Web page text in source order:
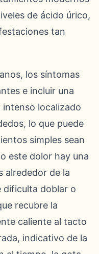
de ácido úrico,
tan
los síntomas
e incluir una
localizado
lo que puede
simples sean
este dolor hay una
alrededor de la
dificulta doblar o
recubre la
caliente al tacto
indicativo de la